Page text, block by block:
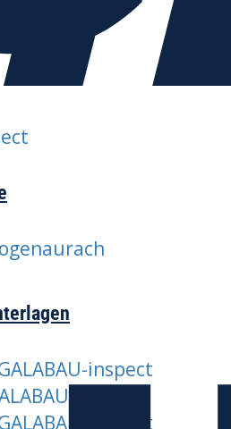
inspect
inspect
inspect